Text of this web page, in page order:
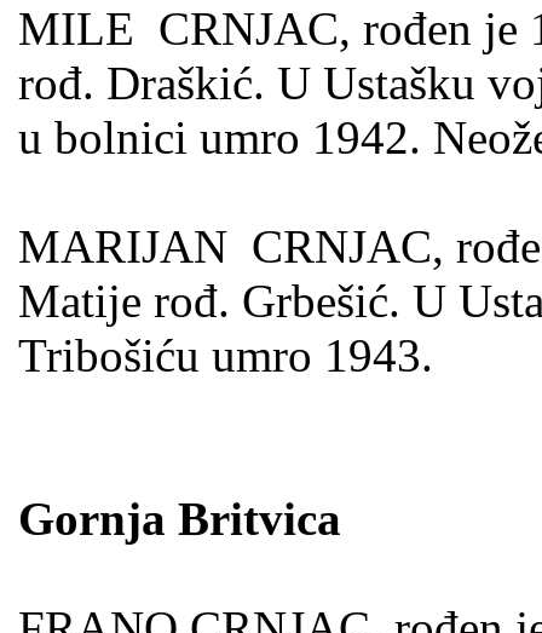
MILE CRNJAC, rođen je
rođ. Draškić. U Ustašku
u bolnici umro 1942.
MARIJAN CRNJAC,
Matije rođ. Grbešić. U
Tribošiću umro 1943.
Gornja Britvica